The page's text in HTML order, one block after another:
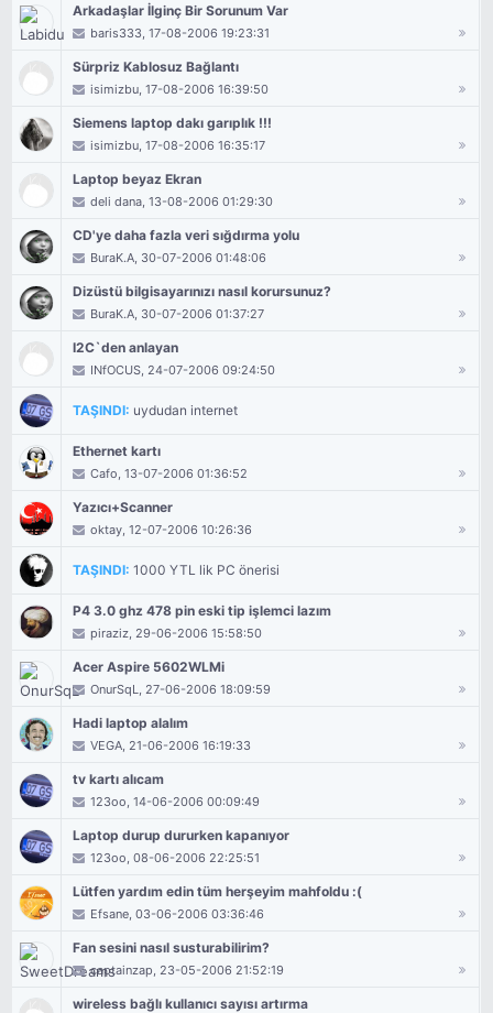
Arkadaşlar İlginç Bir Sorunum Var
baris333, 17-08-2006 19:23:31
Sürpriz Kablosuz Bağlantı
isimizbu, 17-08-2006 16:39:50
Siemens laptop dakı garıplık !!!
isimizbu, 17-08-2006 16:35:17
Laptop beyaz Ekran
deli dana, 13-08-2006 01:29:30
CD'ye daha fazla veri sığdırma yolu
BuraK.A, 30-07-2006 01:48:06
Dizüstü bilgisayarınızı nasıl korursunuz?
BuraK.A, 30-07-2006 01:37:27
I2C`den anlayan
INfOCUS, 24-07-2006 09:24:50
TAŞINDI: uydudan internet
Ethernet kartı
Cafo, 13-07-2006 01:36:52
Yazıcı+Scanner
oktay, 12-07-2006 10:26:36
TAŞINDI:1000 YTL lik PC önerisi
P4 3.0 ghz 478 pin eski tip işlemci lazım
piraziz, 29-06-2006 15:58:50
Acer Aspire 5602WLMi
OnurSqL, 27-06-2006 18:09:59
Hadi laptop alalım
VEGA, 21-06-2006 16:19:33
tv kartı alıcam
123oo, 14-06-2006 00:09:49
Laptop durup dururken kapanıyor
123oo, 08-06-2006 22:25:51
Lütfen yardım edin tüm herşeyim mahfoldu :(
Efsane, 03-06-2006 03:36:46
Fan sesini nasıl susturabilirim?
captainzap, 23-05-2006 21:52:19
wireless bağlı kullanıcı sayısı artırma